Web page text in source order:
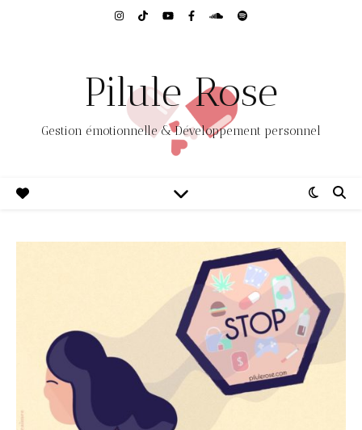
Pilule Rose
Gestion émotionnelle & Développement personnel